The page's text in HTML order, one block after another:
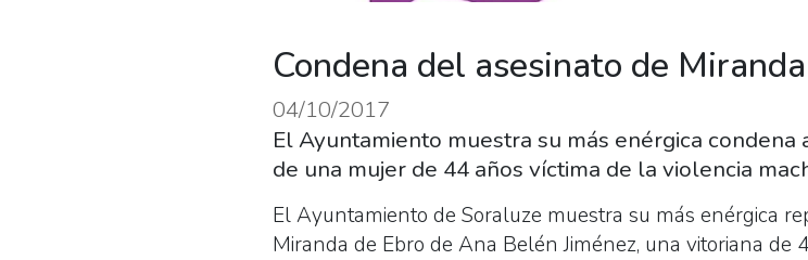
Condena del asesinato de Miranda
04/10/2017
El Ayuntamiento muestra su más enérgica
de una mujer de 44 años víctima de la violencia
El Ayuntamiento de Soraluze muestra su más enérgica
Miranda de Ebro de Ana Belén Jiménez, una vitoriana de